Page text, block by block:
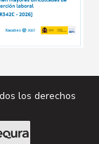
los derechos